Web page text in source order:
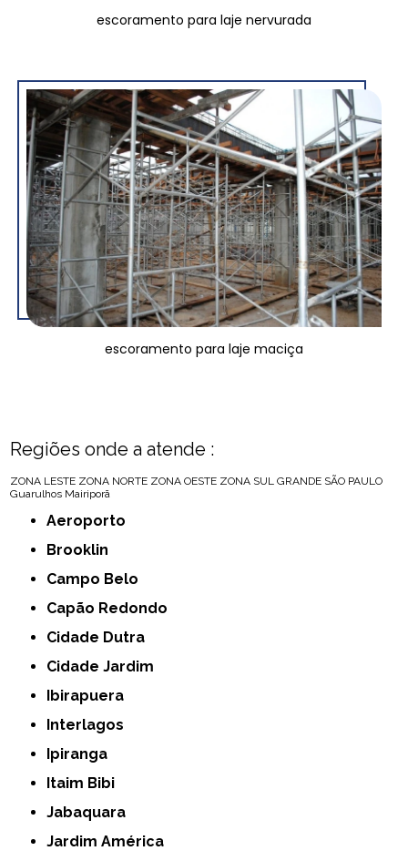
escoramento para laje nervurada
escoramento para laje maciça
Regiões onde a atende :
ZONA LESTE ZONA NORTE ZONA OESTE ZONA SUL GRANDE SÃO PAULO
Guarulhos Mairiporã
Aeroporto
Brooklin
Campo Belo
Capão Redondo
Cidade Dutra
Cidade Jardim
Ibirapuera
Interlagos
Ipiranga
Itaim Bibi
Jabaquara
Jardim América